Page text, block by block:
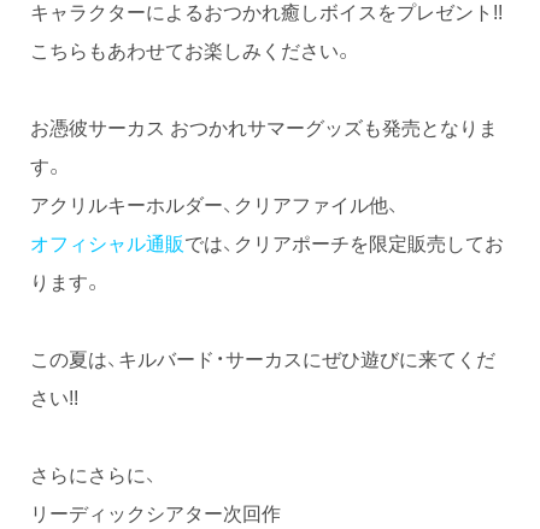
キャラクターによるおつかれ癒しボイスをプレゼント!!
こちらもあわせてお楽しみください。
お憑彼サーカス おつかれサマーグッズも発売となりま
す。
アクリルキーホルダー、クリアファイル他、
オフィシャル通販では、クリアポーチを限定販売してお
ります。
この夏は、キルバード・サーカスにぜひ遊びに来てくだ
さい!!
さらにさらに、
リーディックシアター次回作